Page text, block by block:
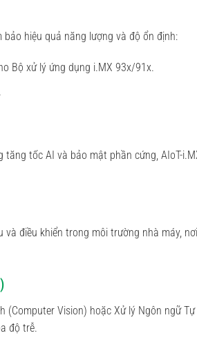
hiệu quả năng lượng và độ ổn định:
Bộ xử lý ứng dụng i.MX 93x/91x.
tốc AI và bảo mật phần cứng, AIoT-
điều khiển trong môi trường nhà máy,
(Computer Vision) hoặc Xử lý Ngôn ngữ
độ trễ.